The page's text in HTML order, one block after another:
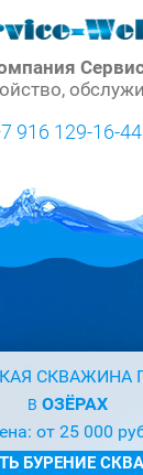
916 129-16-44
СКВАЖИНА
В ОЗЁРАХ
от 25 000
БУРЕНИЕ